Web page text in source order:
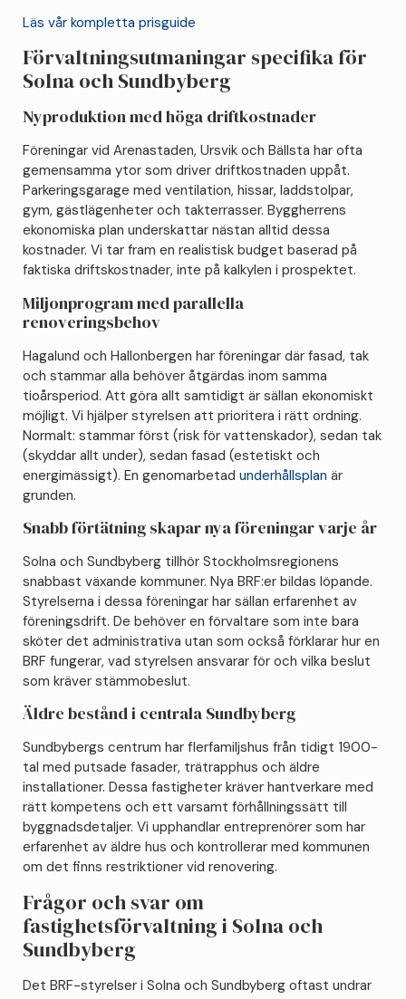
Läs vår kompletta prisguide
Förvaltningsutmaningar specifika för
Solna och Sundbyberg
Nyproduktion med höga driftkostnader
Föreningar vid Arenastaden, Ursvik och Bällsta har ofta
gemensamma ytor som driver driftkostnaden uppåt.
Parkeringsgarage med ventilation, hissar, laddstolpar,
gym, gästlägenheter och takterrasser. Byggherrens
ekonomiska plan underskattar nästan alltid dessa
kostnader. Vi tar fram en realistisk budget baserad på
faktiska driftskostnader, inte på kalkylen i prospektet.
Miljonprogram med parallella
renoveringsbehov
Hagalund och Hallonbergen har föreningar där fasad, tak
och stammar alla behöver åtgärdas inom samma
tioårsperiod. Att göra allt samtidigt är sällan ekonomiskt
möjligt. Vi hjälper styrelsen att prioritera i rätt ordning.
Normalt: stammar först (risk för vattenskador), sedan tak
(skyddar allt under), sedan fasad (estetiskt och
energimässigt). En genomarbetad underhållsplan är
grunden.
Snabb förtätning skapar nya föreningar varje år
Solna och Sundbyberg tillhör Stockholmsregionens
snabbast växande kommuner. Nya BRF:er bildas löpande.
Styrelserna i dessa föreningar har sällan erfarenhet av
föreningsdrift. De behöver en förvaltare som inte bara
sköter det administrativa utan som också förklarar hur en
BRF fungerar, vad styrelsen ansvarar för och vilka beslut
som kräver stämmobeslut.
Äldre bestånd i centrala Sundbyberg
Sundbybergs centrum har flerfamiljshus från tidigt 1900-
tal med putsade fasader, trätrapphus och äldre
installationer. Dessa fastigheter kräver hantverkare med
rätt kompetens och ett varsamt förhållningssätt till
byggnadsdetaljer. Vi upphandlar entreprenörer som har
erfarenhet av äldre hus och kontrollerar med kommunen
om det finns restriktioner vid renovering.
Frågor och svar om
fastighetsförvaltning i Solna och
Sundbyberg
Det BRF-styrelser i Solna och Sundbyberg oftast undrar